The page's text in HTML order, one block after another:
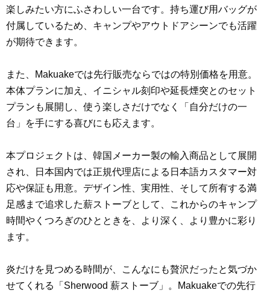
楽しみたい方にふさわしい一台です。持ち運び用バッグが
付属しているため、キャンプやアウトドアシーンでも活躍
が期待できます。
また、Makuakeでは先行販売ならではの特別価格を用意。
本体プランに加え、イニシャル刻印や延長煙突とのセット
プランも展開し、使う楽しさだけでなく「自分だけの一
台」を手にする喜びにも応えます。
本プロジェクトは、韓国メーカー製の輸入商品として展開
され、日本国内では正規代理店による日本語カスタマー対
応や保証も用意。デザイン性、実用性、そして所有する満
足感まで追求した薪ストーブとして、これからのキャンプ
時間やくつろぎのひとときを、より深く、より豊かに彩り
ます。
炎だけを見つめる時間が、こんなにも贅沢だったと気づか
せてくれる「Sherwood 薪ストーブ」。Makuakeでの先行